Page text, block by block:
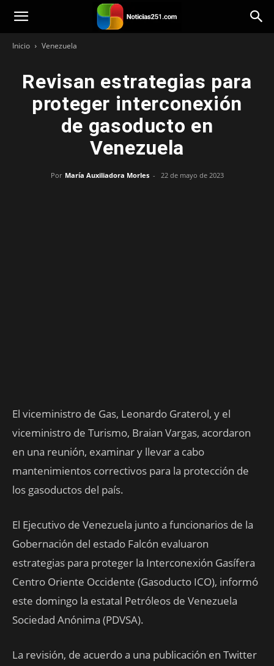
Noticias251
Inicio Venezuela
Revisan estrategias para
proteger interconexión
de gasoducto en
Venezuela
Por María Auxiliadora Morles - 22 de mayo de 2023
El viceministro de Gas, Leonardo Graterol, y el
viceministro de Turismo, Braian Vargas, acordaron
en una reunión, examinar y llevar a cabo
mantenimientos correctivos para la protección de
los gasoductos del país.
El Ejecutivo de Venezuela junto a funcionarios de la
Gobernación del estado Falcón evaluaron
estrategias para proteger la Interconexión Gasífera
Centro Oriente Occidente (Gasoducto ICO), informó
este domingo la estatal Petróleos de Venezuela
Sociedad Anónima (PDVSA).
La revisión, de acuerdo a una publicación en Twitter